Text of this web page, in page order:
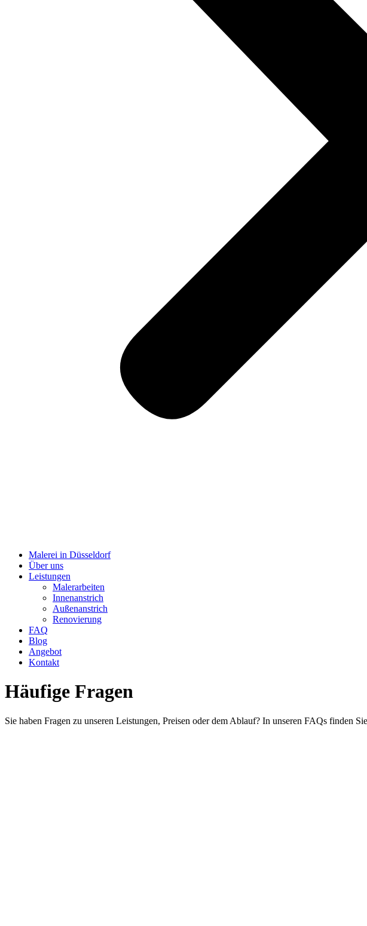
Malerei in Düsseldorf
Über uns
Leistungen
Malerarbeiten
Innenanstrich
Außenanstrich
Renovierung
FAQ
Blog
Angebot
Kontakt
Häufige Fragen
Sie haben Fragen zu unseren Leistungen, Preisen oder dem Ablauf? In unseren FAQs finden